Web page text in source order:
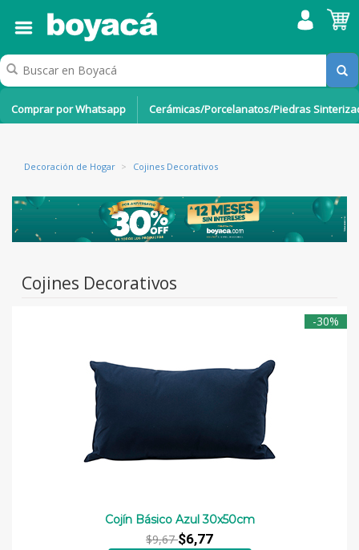
Comprar por Whatsapp Cerámicas/Porcelanatos/Piedras
Decoración de Hogar > Cojines Decorativos
Cojines Decorativos
-30%
Cojín Básico Azul 30x50cm
$9,67$6,77